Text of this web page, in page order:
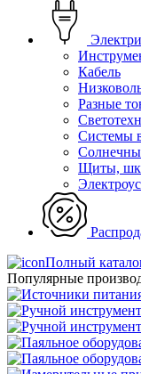
Кабель
Разные
Системы
Щиты,
Полный
Популярные